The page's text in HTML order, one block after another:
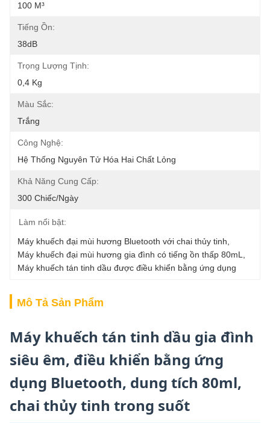
100 M³
Tiếng Ồn:
38dB
Trọng Lượng Tịnh:
0,4 Kg
Màu Sắc:
Trắng
Công Nghệ:
Hệ Thống Nguyên Tử Hóa Hai Chất Lỏng
Khả Năng Cung Cấp:
300 Chiếc/ngày
Làm nổi bật:
Máy khuếch đại mùi hương Bluetooth với chai thủy tinh
Máy khuếch đại mùi hương gia đình có tiếng ồn thấp 80mL
Máy khuếch tán tinh dầu được điều khiển bằng ứng dụng
Mô Tả Sản Phẩm
Máy khuếch tán tinh dầu gia đình
siêu êm, điều khiển bằng ứng
dụng Bluetooth, dung tích 80ml,
chai thủy tinh trong suốt